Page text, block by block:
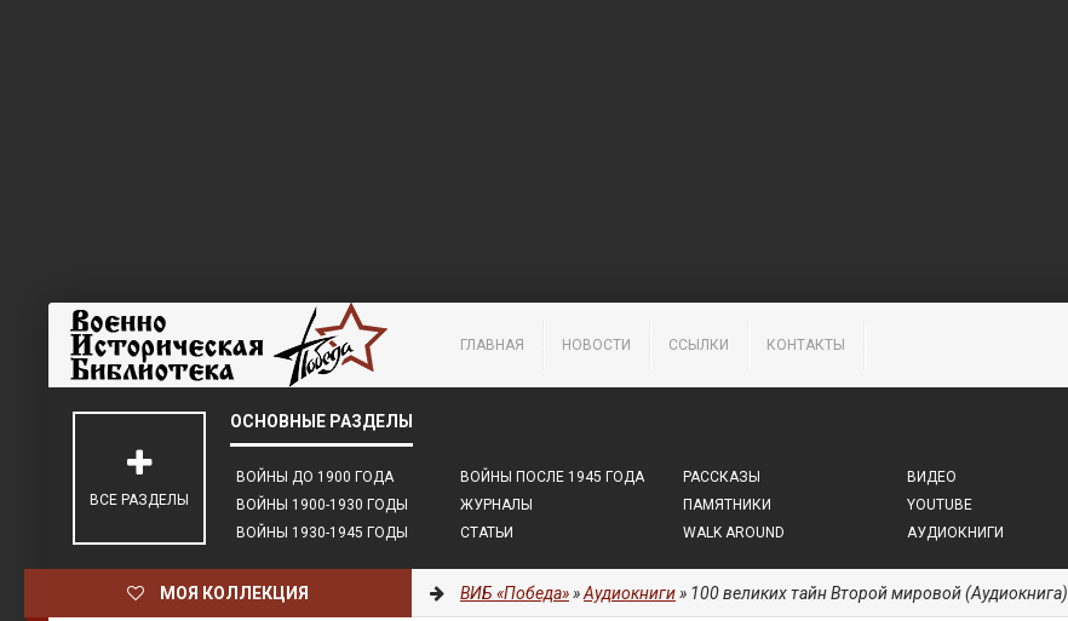
ГЛАВНАЯ НОВОСТИ ССЫЛКИ КОНТАКТЫ
ВОЙНЫ ДО 1900 ГОДА
ВОЙНЫ 1900-1930 ГОДЫ
ВОЙНЫ 1930-1945 ГОДЫ
ВОЙНЫ ПОСЛЕ 1945 ГОДА
ЖУРНАЛЫ
СТАТЬИ
РАССКАЗЫ
ПАМЯТНИКИ
WALK AROUND
ВИДЕО
YOUTUBE
АУДИОКНИГИ
ВСЕ РАЗДЕЛЫ
МОЯ КОЛЛЕКЦИЯ ВИБ «Победа»»Аудиокниги» 100 великих тайн Второй мировой (Аудиокнига)